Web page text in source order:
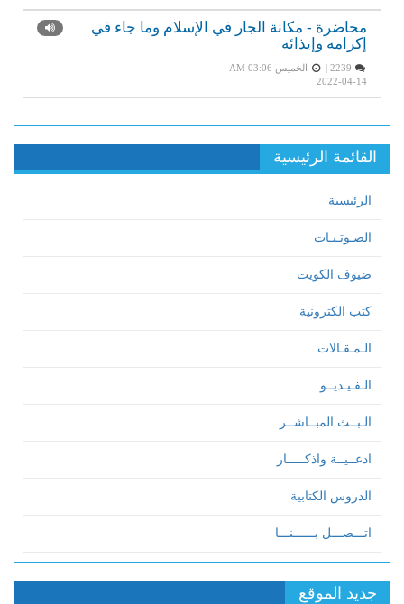
محاضرة - مكانة الجار في الإسلام وما جاء في
إكرامه وإيذائه
الخميس AM 03:06
2022-04-14
القائمة الرئيسية
الرئيسية
الصـوتـيـات
ضيوف الكويت
كتب الكترونية
الـمـقـالات
الـفـيـديــو
الـبــث المبــاشــر
ادعــيــة واذكـــــار
الدروس الكتابية
اتـــصـــل بــــــنـــا
جديد الموقع